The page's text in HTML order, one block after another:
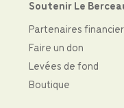
Soutenir Le
Partenaires
Faire un don
Levées de fond
Boutique